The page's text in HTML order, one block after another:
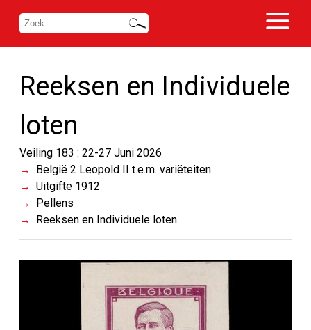
Reeksen en Individuele
loten
Veiling 183 : 22-27 Juni 2026
België 2 Leopold II t.e.m. variëteiten
Uitgifte 1912
Pellens
Reeksen en Individuele loten